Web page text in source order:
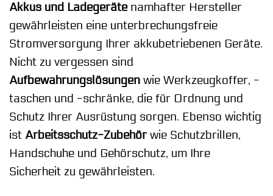
Akkus und Ladegerätenamhafter Hersteller
gewährleisten eine unterbrechungsfreie
Stromversorgung Ihrer akkubetriebenen Geräte.
Nicht zu vergessen sind
Aufbewahrungslösungen wie Werkzeugkoffer, -
taschen und -schränke, die für Ordnung und
Schutz Ihrer Ausrüstung sorgen. Ebenso wichtig
ist Arbeitsschutz-Zubehörwie Schutzbrillen,
Handschuhe und Gehörschutz, um Ihre
Sicherheit zu gewährleisten.